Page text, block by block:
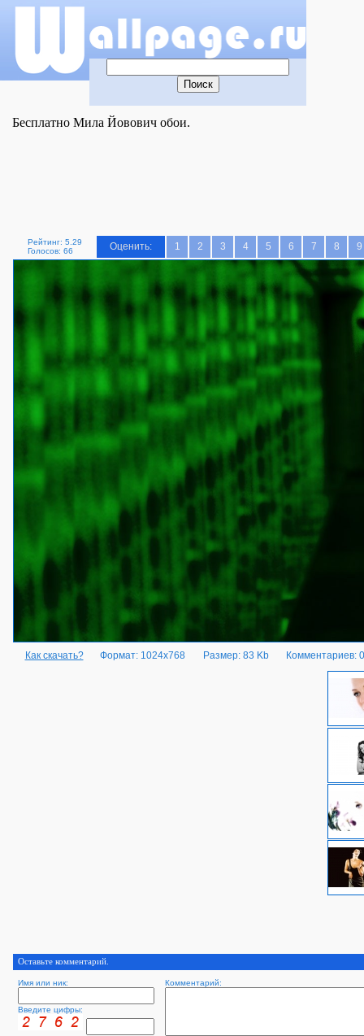
Бесплатно Мила Йовович обои.
Рейтинг: 5.29
Голосов: 66
Оценить: 1 2 3 4 5 6 7 8 9
Как скачать? Формат: 1024x768 Размер: 83 Kb Комментариев: 0
Оставьте комментарий.
Имя или ник: Комментарий:
Введите цифры: